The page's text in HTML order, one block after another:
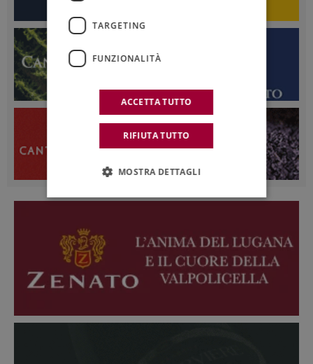
TARGETING
FUNZIONALITÀ
ACCETTA TUTTO
RIFIUTA TUTTO
MOSTRA DETTAGLI